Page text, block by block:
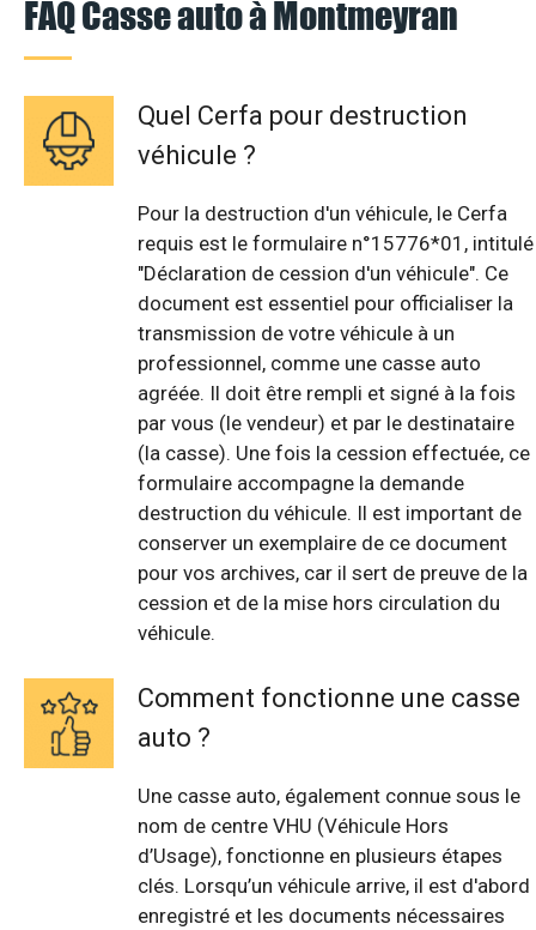
FAQ Casse auto à Montmeyran
Quel Cerfa pour destruction
véhicule ?
Pour la destruction d'un véhicule, le Cerfa
requis est le formulaire n°15776*01, intitulé
"Déclaration de cession d'un véhicule". Ce
document est essentiel pour officialiser la
transmission de votre véhicule à un
professionnel, comme une casse auto
agréée. Il doit être rempli et signé à la fois
par vous (le vendeur) et par le destinataire
(la casse). Une fois la cession effectuée, ce
formulaire accompagne la demande
destruction du véhicule. Il est important de
conserver un exemplaire de ce document
pour vos archives, car il sert de preuve de la
cession et de la mise hors circulation du
véhicule.
Comment fonctionne une casse
auto ?
Une casse auto, également connue sous le
nom de centre VHU (Véhicule Hors
d’Usage), fonctionne en plusieurs étapes
clés. Lorsqu’un véhicule arrive, il est d'abord
enregistré et les documents nécessaires